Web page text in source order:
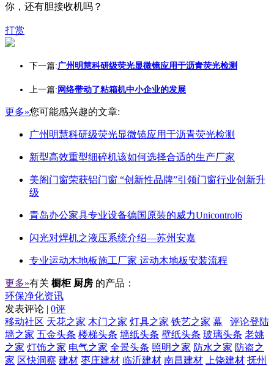
你，还有胆接收机吗？
打赏
下一篇:广州明慧科研级荧光显微镜应用于沥青荧光检测
上一篇: 网络带动了粘箱机中小企业的发展
更多»您可能感兴趣的文章:
广州明慧科研级荧光显微镜应用于沥青荧光检测
新型高效重型细碎机该如何选择合适的生产厂家
美阁门窗荣获铝门窗 “创新性品牌”引领门窗行业创新升
级
青岛办公家具专业设备德国原装的威力Unicontrol6
闪光对焊机之液压系统介绍—苏州安嘉
专业运动木地板施工厂家 运动木地板安装流程
更多»有关 橱柜 厨房 的产品：
环保净化资讯
发表评论 | 0评
评论登陆
移动社区 天花之家 木门之家 灯具之家 铁艺之家 幕
墙之家 五金头条 楼梯头条 墙纸头条 壁纸头条 玻璃头条 老姚
之家 灯饰之家 电气之家 全景头条 照明之家 防水之家 防盗之
家 区快洞察 建材 枣庄建材 临沂建材 南昌建材 上饶建材 抚州